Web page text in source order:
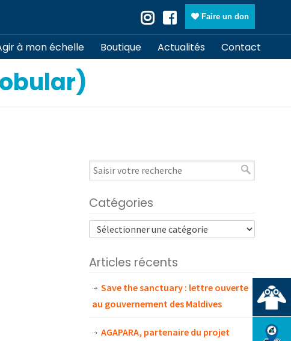
Faire un don
à mon échelle Boutique Actualités Contact
Catégories
Articles récents
Save the sanctuary : lettre ouverte
au gouvernement des Maldives
AGAPARA, partenaire du projet